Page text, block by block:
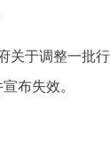
关于调整一批
布失效。